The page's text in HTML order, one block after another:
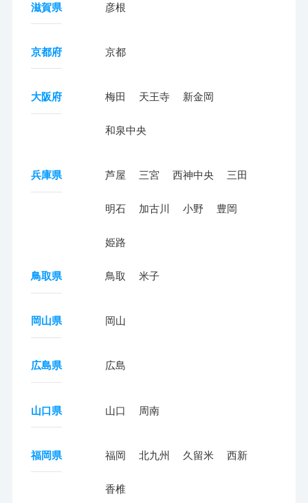
滋賀県 彦根
京都府 京都
大阪府 梅田 天王寺 新金岡
和泉中央
兵庫県 芦屋 三宮 西神中央 三田
明石 加古川 小野 豊岡
姫路
鳥取県 鳥取 米子
岡山県 岡山
広島県 広島
山口県 山口 周南
福岡県 福岡 北九州 久留米 西新
香椎